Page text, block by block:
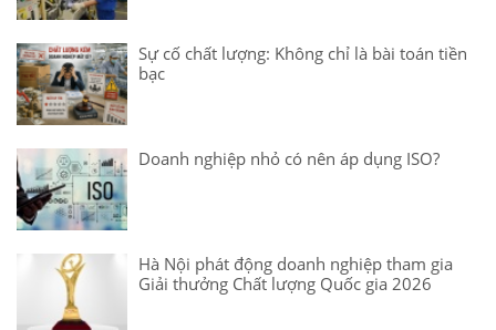
Sự cố chất lượng: Không chỉ là bài toán tiền
bạc
Doanh nghiệp nhỏ có nên áp dụng ISO?
Hà Nội phát động doanh nghiệp tham gia
Giải thưởng Chất lượng Quốc gia 2026